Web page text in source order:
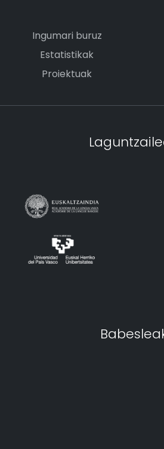
Ingumari buruz
Estatistikak
Proiektuak